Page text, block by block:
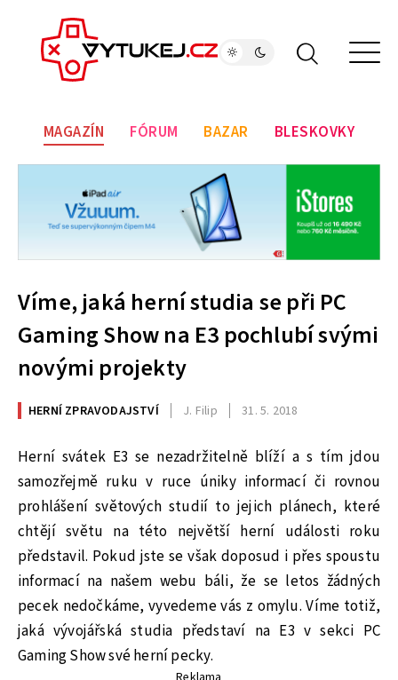
MAGAZÍN FÓRUM BAZAR BLESKOVKY
Víme, jaká herní studia se při PC
Gaming Show na E3 pochlubí svými
novými projekty
HERNÍ ZPRAVODAJSTVÍ J. Filip 31. 5. 2018
Herní svátek E3 se nezadržitelně blíží a s tím jdou
samozřejmě ruku v ruce úniky informací či rovnou
prohlášení světových studií to jejich plánech, které
chtějí světu na této největší herní události roku
představil. Pokud jste se však doposud i přes spoustu
informací na našem webu báli, že se letos žádných
pecek nedočkáme, vyvedeme vás z omylu. Víme totiž,
jaká vývojářská studia představí na E3 v sekci PC
Gaming Show své herní pecky.